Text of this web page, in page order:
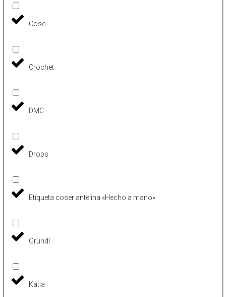
Cose
Crochet
DMC
Drops
Etiqueta coser antelina «Hecho a mano»
Gründl
Katia